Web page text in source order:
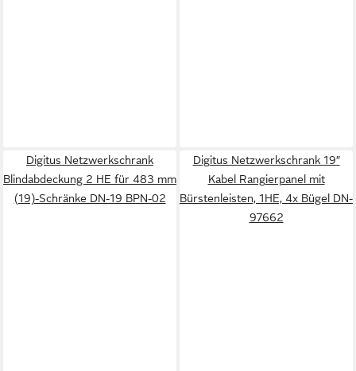
Digitus Netzwerkschrank
Blindabdeckung 2 HE für 483 mm
(19)-Schränke DN-19 BPN-02
Digitus Netzwerkschrank 19″
Kabel Rangierpanel mit
Bürstenleisten, 1HE, 4x Bügel DN-
97662